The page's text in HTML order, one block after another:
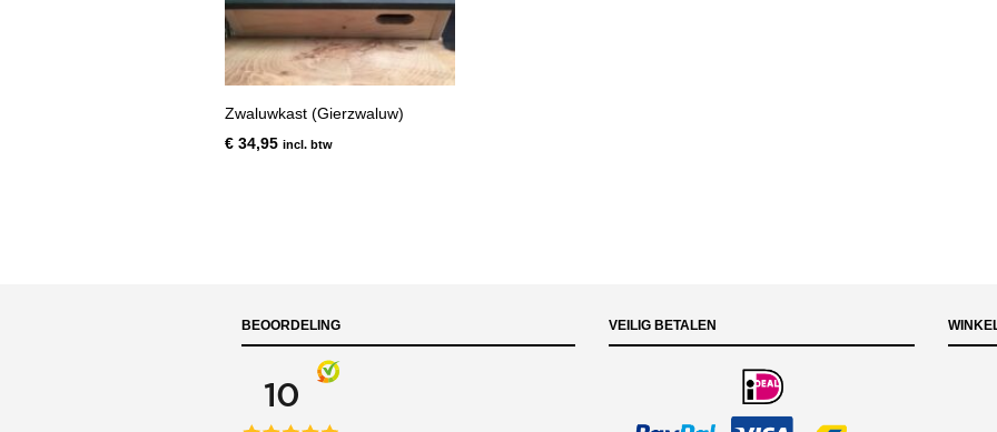
Zwaluwkast (Gierzwaluw)
€ 34,95 incl. btw
BEOORDELING VEILIG BETALEN